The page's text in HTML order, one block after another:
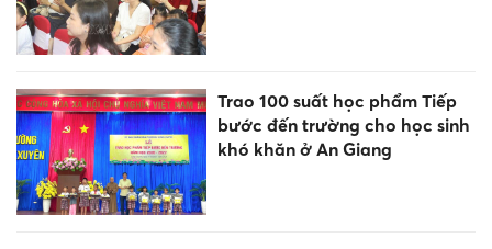
Trao 100 suất học phẩm Tiếp
bước đến trường cho học sinh
khó khăn ở An Giang